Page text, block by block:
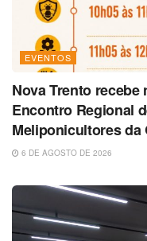
EVENTOS
Nova Trento recebe
Encontro Regional
Meliponicultores
6 DE AGOSTO DE 2026